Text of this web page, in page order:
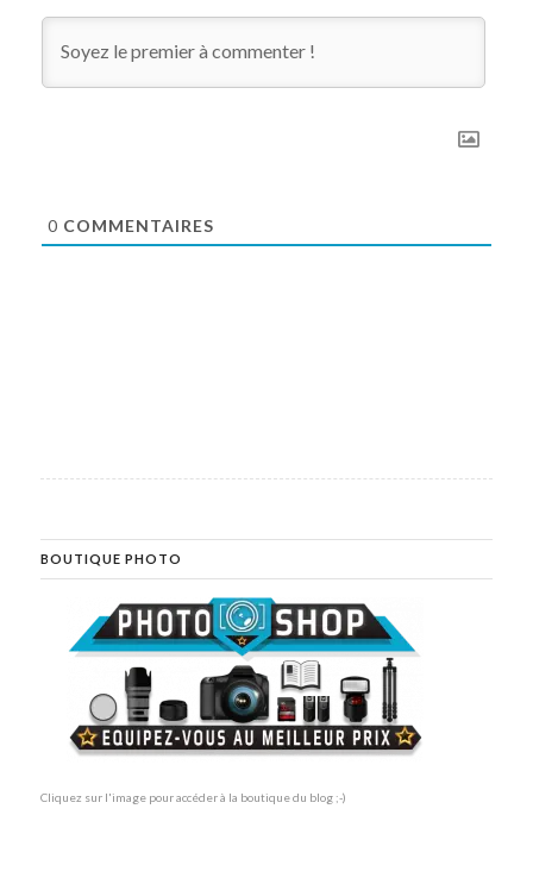
0 COMMENTAIRES
BOUTIQUE PHOTO
Cliquez sur l'image pour accéder à la boutique du blog ;-)